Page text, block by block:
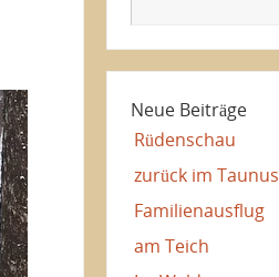
Neue Beiträge
Rüdenschau
zurück im Taunus
Familienausflug
am Teich